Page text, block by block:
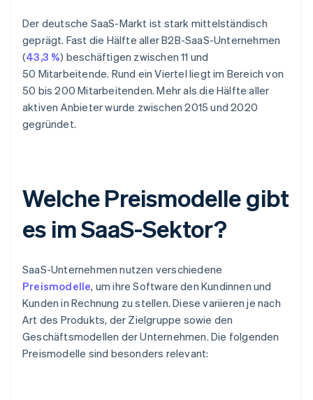
Der deutsche SaaS-Markt ist stark mittelständisch
geprägt. Fast die Hälfte aller B2B-SaaS-Unternehmen
(43,3 %) beschäftigen zwischen 11 und
50 Mitarbeitende. Rund ein Viertel liegt im Bereich von
50 bis 200 Mitarbeitenden. Mehr als die Hälfte aller
aktiven Anbieter wurde zwischen 2015 und 2020
gegründet.
Welche Preismodelle gibt
es im SaaS-Sektor?
SaaS-Unternehmen nutzen verschiedene
Preismodelle, um ihre Software den Kundinnen und
Kunden in Rechnung zu stellen. Diese variieren je nach
Art des Produkts, der Zielgruppe sowie den
Geschäftsmodellen der Unternehmen. Die folgenden
Preismodelle sind besonders relevant: